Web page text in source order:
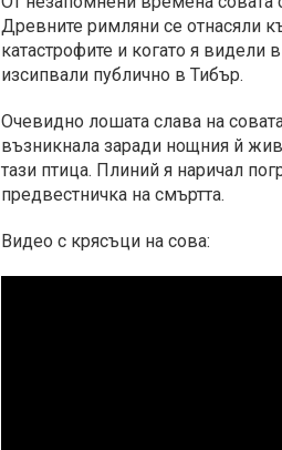
Древните римляни се отнасяли
катастрофите и когато я видели
изсипвали публично в Тибър.
Очевидно лошата слава на
възникнала заради нощния й
тази птица. Плиний я наричал
предвестничка на смъртта.
Видео с крясъци на сова: